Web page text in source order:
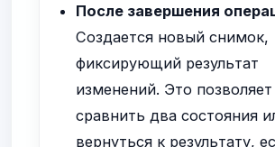
После завершения
Создается новый снимок,
фиксирующий результат
изменений. Это позволяет
сравнить два состояния
вернуться к результату,